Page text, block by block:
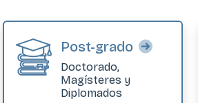
Post-grado
Doctorado,
Magísteres y
Diplomados